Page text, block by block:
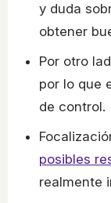
y duda
obtener
Por otro
por lo que
de control.
posibles
realmente